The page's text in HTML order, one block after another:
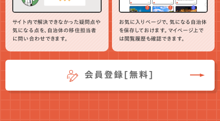
サイト内で解決できなかった疑問点や
気になる点を、自治体の移住担当者
に問い合わせできます。
お気に入りページで、気になる自治体
を保存しておけます。マイページ上で
は閲覧履歴も確認できます。
会員登録[無料]